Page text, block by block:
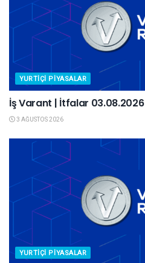
YURTIÇI PIYASALAR
İş Varant | İtfalar 03.08.2026
3 AĞUSTOS 2026
YURTIÇI PIYASALAR